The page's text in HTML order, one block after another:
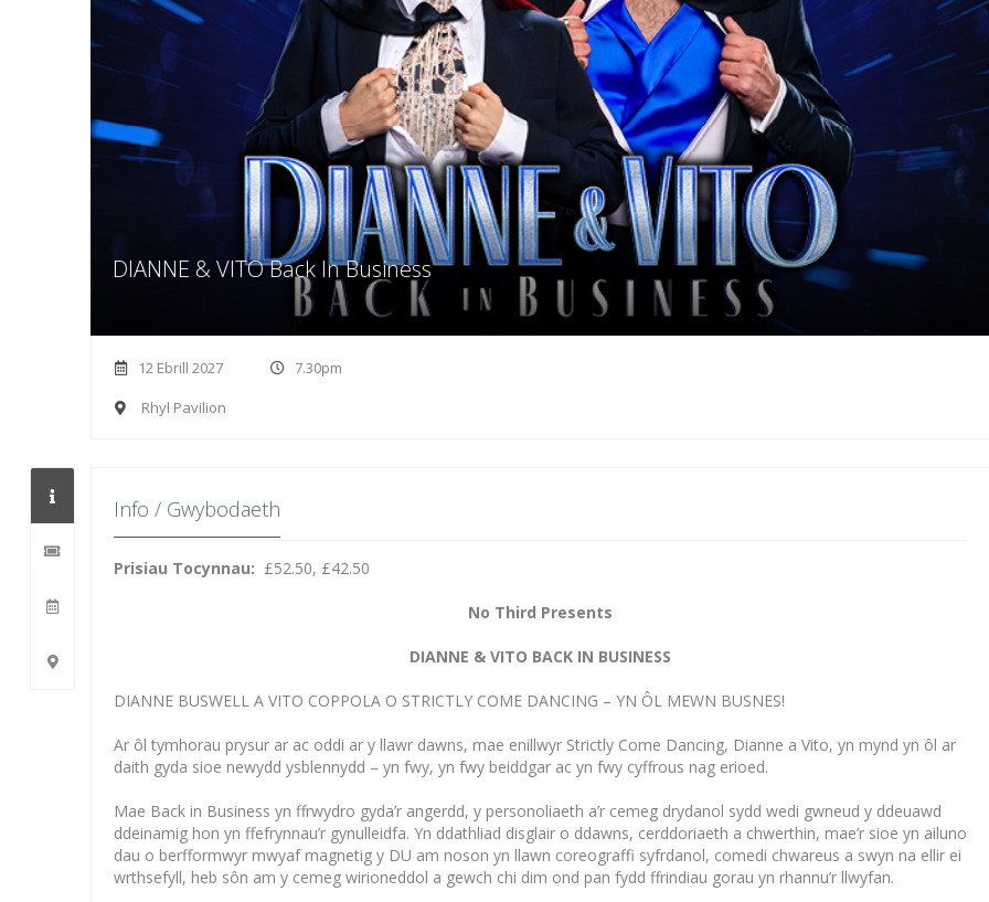
DIANNE & VITO Back In Business
12 Ebrill 2027
7.30pm
Rhyl Pavilion
Info / Gwybodaeth
Prisiau Tocynnau: £52.50, £42.50
No Third Presents
DIANNE & VITO BACK IN BUSINESS
DIANNE BUSWELL A VITO COPPOLA O STRICTLY COME DANCING – YN ÔL MEWN BUSNES!
Ar ôl tymhorau prysur ar ac oddi ar y llawr dawns, mae enillwyr Strictly Come Dancing, Dianne a Vito, yn mynd yn ôl ar
daith gyda sioe newydd ysblennydd – yn fwy, yn fwy beiddgar ac yn fwy cyffrous nag erioed.
Mae Back in Business yn ffrwydro gyda’r angerdd, y personoliaeth a’r cemeg drydanol sydd wedi gwneud y ddeuawd
ddeinamig hon yn ffefrynnau’r gynulleidfa. Yn ddathliad disglair o ddawns, cerddoriaeth a chwerthin, mae’r sioe yn ailuno
dau o berfformwyr mwyaf magnetig y DU am noson yn llawn coreograffi syfrdanol, comedi chwareus a swyn na ellir ei
wrthsefyll, heb sôn am y cemeg wirioneddol a gewch chi dim ond pan fydd ffrindiau gorau yn rhannu’r llwyfan.